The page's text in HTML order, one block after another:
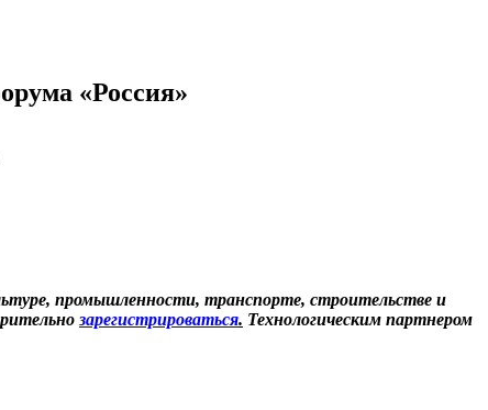
«Россия»
промышленности, транспорте, строительстве и
зарегистрироваться. Технологическим партнером